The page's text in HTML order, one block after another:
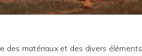
des matériaux et des divers éléments